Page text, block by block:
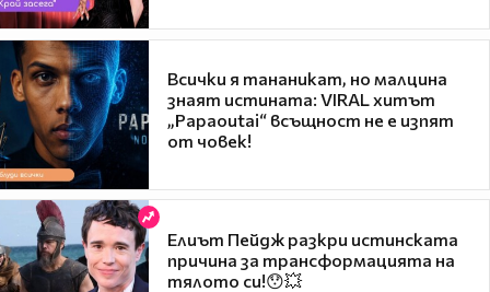
Всички я тананикат, но малцина
знаят истината: VIRAL хитът
„Papaoutai“ всъщност не е изпят
от човек!
Елиът Пейдж разкри истинската
причина за трансформацията на
тялото си!😯💥